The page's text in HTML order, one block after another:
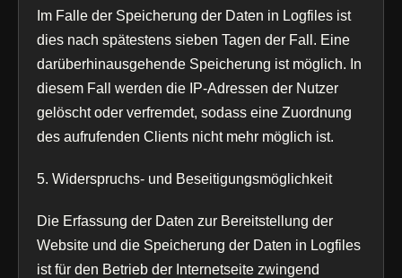
Im Falle der Speicherung der Daten in Logfiles ist
dies nach spätestens sieben Tagen der Fall. Eine
darüberhinausgehende Speicherung ist möglich. In
diesem Fall werden die IP-Adressen der Nutzer
gelöscht oder verfremdet, sodass eine Zuordnung
des aufrufenden Clients nicht mehr möglich ist.
5. Widerspruchs- und Beseitigungsmöglichkeit
Die Erfassung der Daten zur Bereitstellung der
Website und die Speicherung der Daten in Logfiles
ist für den Betrieb der Internetseite zwingend